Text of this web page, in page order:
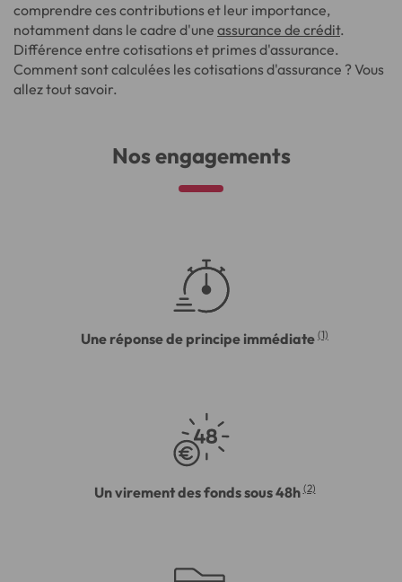
comprendre ces contributions et leur importance,
notamment dans le cadre d'une assurance de crédit.
Différence entre cotisations et primes d'assurance.
Comment sont calculées les cotisations d'assurance ? Vous
allez tout savoir.
Nos engagements
Une réponse de principe immédiate (1)
Un virement des fonds sous 48h (2)